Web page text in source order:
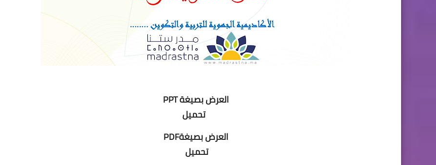
العرض بصيغة PPT
تحميل
العرض بصيغةPDF
تحميل